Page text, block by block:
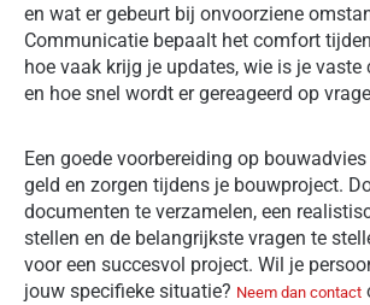
en wat er gebeurt bij onvoorziene
Communicatie bepaalt het comfort
hoe vaak krijg je updates, wie is je vaste
en hoe snel wordt er gereageerd op
Een goede voorbereiding op
geld en zorgen tijdens je bouwproject.
documenten te verzamelen, een
stellen en de belangrijkste vragen te
voor een succesvol project. Wil je
jouw specifieke situatie? Neem dan contact